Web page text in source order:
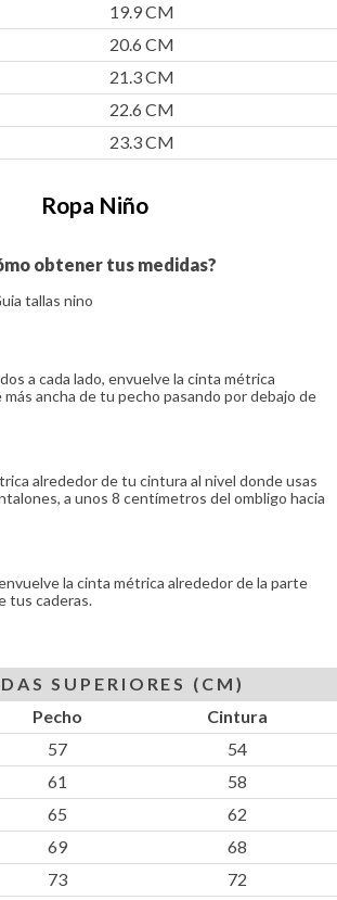
19.9 CM
20.6 CM
21.3 CM
22.6 CM
23.3 CM
Ropa Niño
obtener tus medidas?
a cada lado, envuelve la cinta métrica
ancha de tu pecho pasando por debajo de
alrededor de tu cintura al nivel donde usas
a unos 8 centímetros del ombligo hacia
la cinta métrica alrededor de la parte
tus caderas.
SUPERIORES (CM)
Pecho
Cintura
57
54
61
58
65
62
69
68
73
72